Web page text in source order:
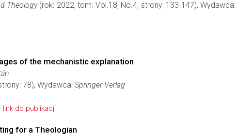
Theology(rok: 2022, tom: Vol.18, No.4, strony: 133-147), Wydawca:
of the mechanistic explanation
78), Wydawca: Springer-Verlag
link do publikacji
for a Theologian